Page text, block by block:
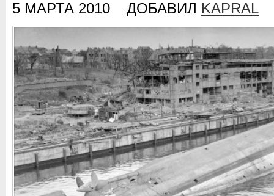
5 МАРТА 2010 ДОБАВИЛ KAPRAL